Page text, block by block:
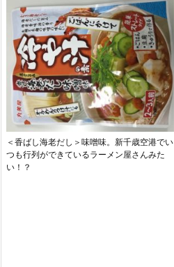
＜香ばし海老だし＞味噌味。新千歳空港でい
つも行列ができているラーメン屋さんみた
い！？